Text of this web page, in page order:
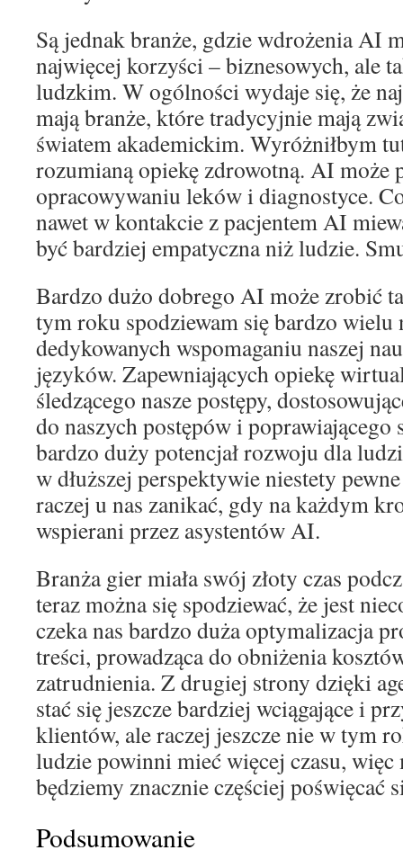
Są jednak branże, gdzie wdrożenia AI
najwięcej korzyści – biznesowych, ale
ludzkim. W ogólności wydaje się, że
mają branże, które tradycyjnie mają
światem akademickim. Wyróżniłbym
rozumianą opiekę zdrowotną. AI może
opracowywaniu leków i diagnostyce.
nawet w kontakcie z pacjentem AI
być bardziej empatyczna niż ludzie.
Bardzo dużo dobrego AI może zrobić
tym roku spodziewam się bardzo wielu
dedykowanych wspomaganiu naszej
języków. Zapewniających opiekę
śledzącego nasze postępy,
do naszych postępów i poprawiającego
bardzo duży potencjał rozwoju dla
w dłuższej perspektywie niestety
raczej u nas zanikać, gdy na każdym
wspierani przez asystentów AI.
Branża gier miała swój złoty czas
teraz można się spodziewać, że jest
czeka nas bardzo duża optymalizacja
treści, prowadząca do obniżenia
zatrudnienia. Z drugiej strony dzięki
stać się jeszcze bardziej wciągające i
klientów, ale raczej jeszcze nie w tym
ludzie powinni mieć więcej czasu, więc
będziemy znacznie częściej poświęcać
Podsumowanie